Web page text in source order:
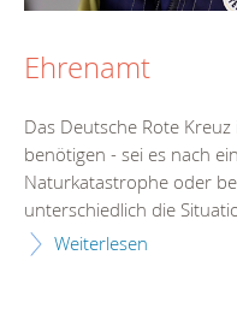
Ehrenamt
Das Deutsche Rote
benötigen - sei es nach
Naturkatastrophe oder
unterschiedlich die
Weiterlesen